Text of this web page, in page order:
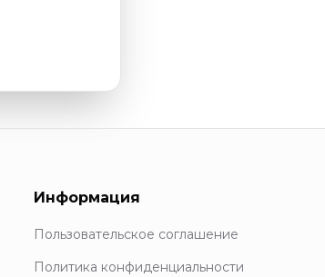
Информация
Пользовательское соглашение
Политика конфиденциальности